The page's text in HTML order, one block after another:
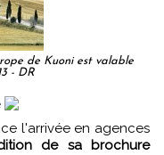
de Kuoni est valable
- DR
de sa brochure